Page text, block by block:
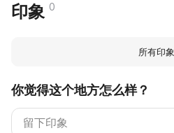
印象 0
所有印象
你觉得这个地方怎么样？